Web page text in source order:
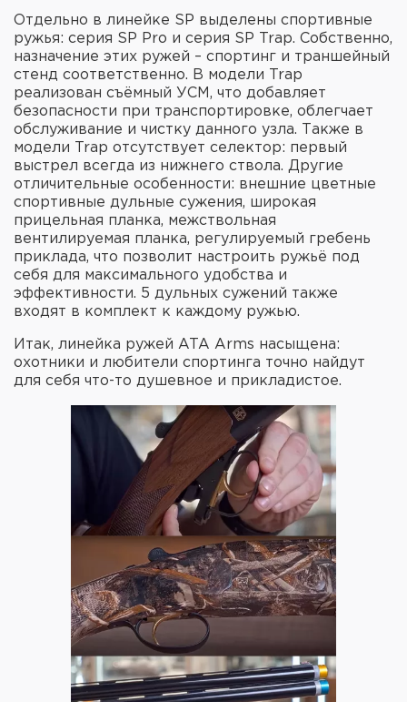
Отдельно в линейке SP выделены спортивные
ружья: серия SP Pro и серия SP Trap. Собственно,
назначение этих ружей – спортинг и траншейный
стенд соответственно. В модели Trap
реализован съёмный УСМ, что добавляет
безопасности при транспортировке, облегчает
обслуживание и чистку данного узла. Также в
модели Trap отсутствует селектор: первый
выстрел всегда из нижнего ствола. Другие
отличительные особенности: внешние цветные
спортивные дульные сужения, широкая
прицельная планка, межствольная
вентилируемая планка, регулируемый гребень
приклада, что позволит настроить ружьё под
себя для максимального удобства и
эффективности. 5 дульных сужений также
входят в комплект к каждому ружью.
Итак, линейка ружей ATA Arms насыщена:
охотники и любители спортинга точно найдут
для себя что-то душевное и прикладистое.